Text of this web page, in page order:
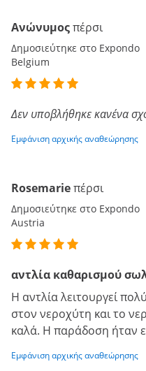
Ανώνυμοςπέρσι
Δημοσιεύτηκε στο Expondo
Belgium
Δεν υποβλήθηκε κανένα
Εμφάνιση αρχικής αναθεώρησης
Rosemarieπέρσι
Δημοσιεύτηκε στο Expondo
Austria
αντλία καθαρισμού
Η αντλία λειτουργεί
στον νεροχύτη και το
καλά. Η παράδοση ήταν
Εμφάνιση αρχικής αναθεώρησης